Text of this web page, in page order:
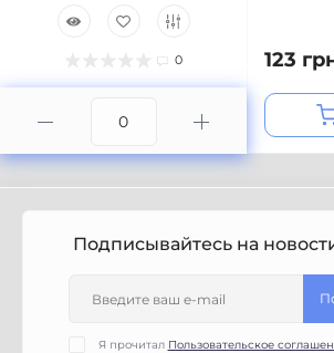
0 123
Подписывайтесь на
Я прочитал Пользовательское